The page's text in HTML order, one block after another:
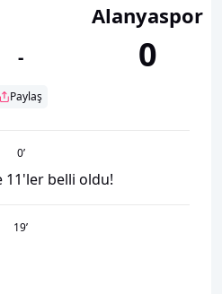
-
Paylaş
Alanyaspor
0
0’
11'ler belli oldu!
19’